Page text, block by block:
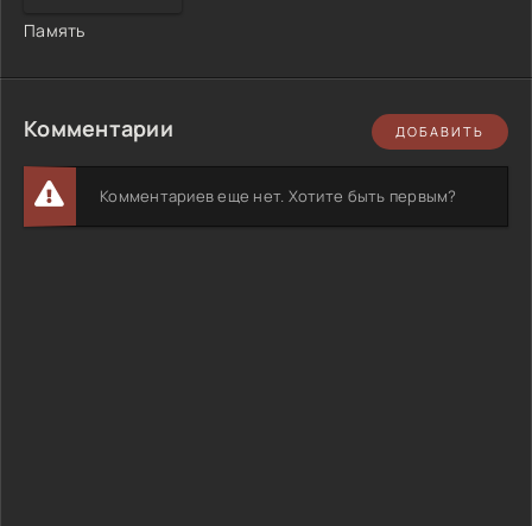
Память
Комментарии ДОБАВИТЬ
Комментариев еще нет. Хотите быть первым?